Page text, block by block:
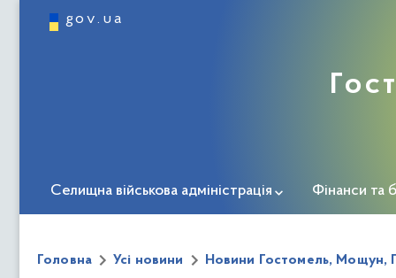
gov.ua
Селищна військова адміністрація Фінанси та
Головна Усі новини Новини Гостомель, Мощун,